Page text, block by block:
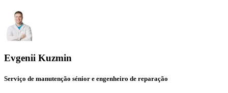
Evgenii Kuzmin
Serviço de manutenção sénior e engenheiro de reparação